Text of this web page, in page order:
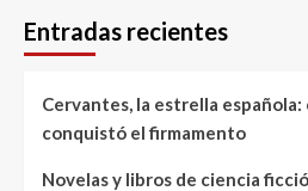
Entradas recientes
Cervantes, la estrella
conquistó el firmamento
Novelas y libros de ciencia